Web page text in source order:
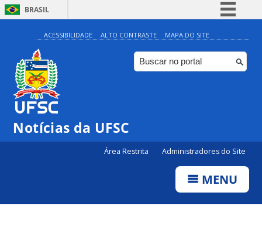
BRASIL
Simplifique!
Comunica BR
Participe
ACESSIBILIDADE ALTO CONTRASTE MAPA DO SITE
Notícias da UFSC
Área Restrita Administradores do Site
MENU